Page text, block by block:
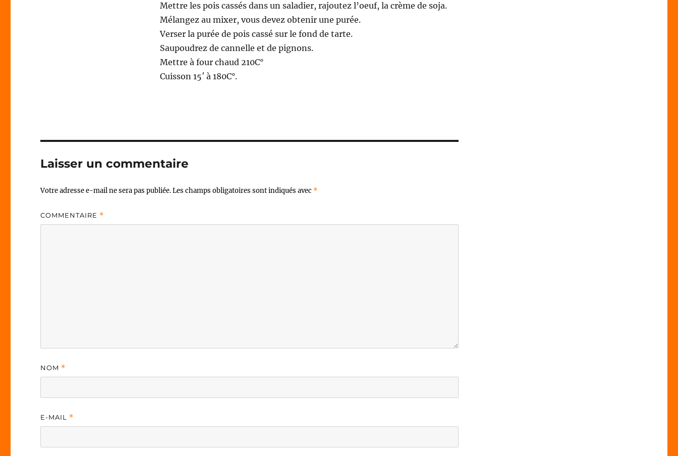
Mettre les pois cassés dans un saladier, rajoutez l’oeuf, la crème de soja.
Mélangez au mixer, vous devez obtenir une purée.
Verser la purée de pois cassé sur le fond de tarte.
Saupoudrez de cannelle et de pignons.
Mettre à four chaud 210C°
Cuisson 15′ à 180C°.
Laisser un commentaire
Votre adresse e-mail ne sera pas publiée.Les champs obligatoires sont indiqués avec *
COMMENTAIRE *
NOM *
E-MAIL *